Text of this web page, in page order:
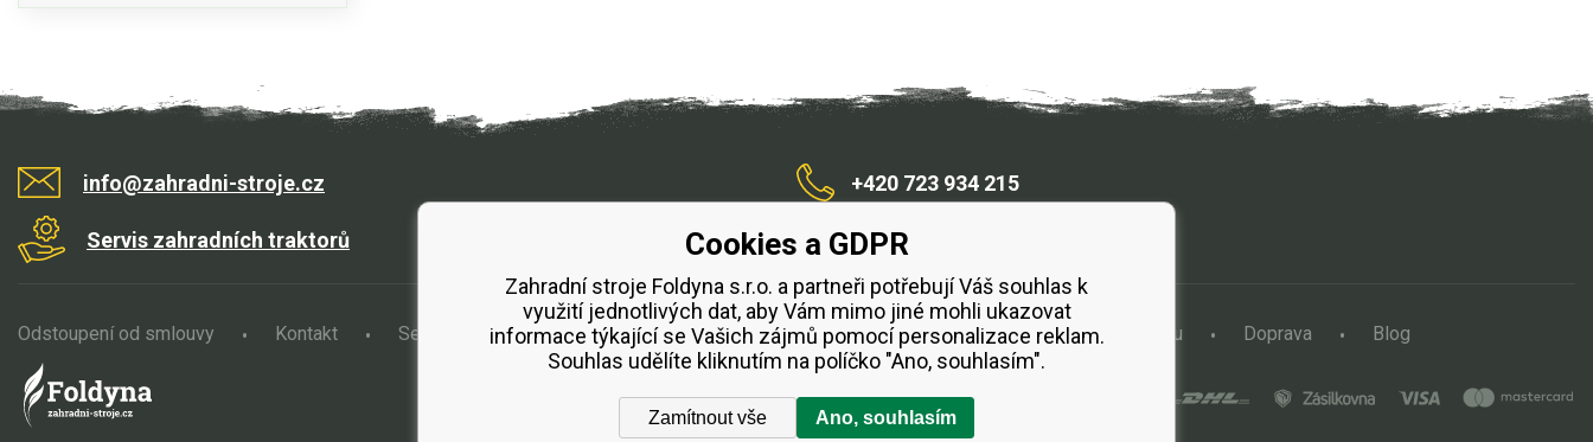
info@zahradni-stroje.cz
Servis zahradních traktorů /zahradnístroje
+420 723 934 215
Odstoupení od smlouvy Kontakt Servis Obchodní podmínky Splátkový prodej ESSOX Půjčovna vertikutátoru Doprava Blog
Cookies a GDPR
Zahradní stroje Foldyna s.r.o. a partneři potřebují Váš souhlas k
využití jednotlivých dat, aby Vám mimo jiné mohli ukazovat
informace týkající se Vašich zájmů pomocí personalizace reklam.
Souhlas udělíte kliknutím na políčko "Ano, souhlasím".
Zamítnout vše Ano, souhlasím